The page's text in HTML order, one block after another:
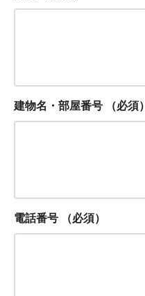
建物名・部屋番号 （必須）
電話番号 （必須）